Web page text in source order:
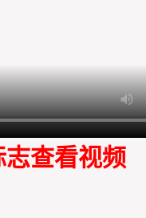
查看视频